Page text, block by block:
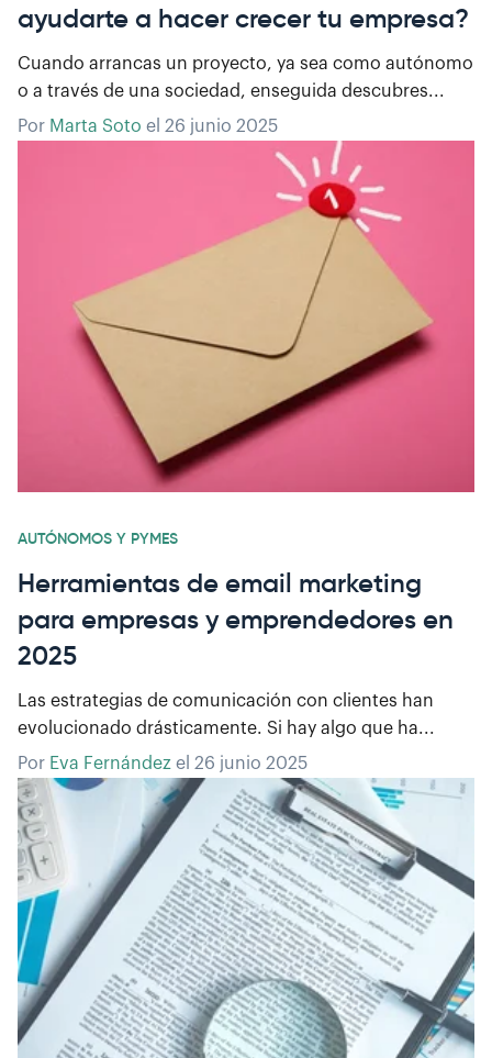
ayudarte a hacer crecer tu empresa?
Cuando arrancas un proyecto, ya sea como autónomo
o a través de una sociedad, enseguida descubres...
Por Marta Soto el 26 junio 2025
AUTÓNOMOS Y PYMES
Herramientas de email marketing
para empresas y emprendedores en
2025
Las estrategias de comunicación con clientes han
evolucionado drásticamente. Si hay algo que ha...
Por Eva Fernández el 26 junio 2025